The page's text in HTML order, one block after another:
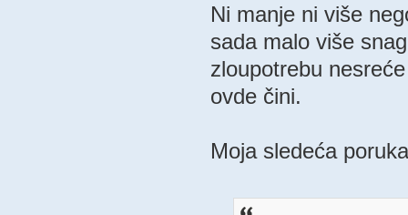
Ni manje ni više
sada malo više
zloupotrebu
ovde čini.
Moja sledeća